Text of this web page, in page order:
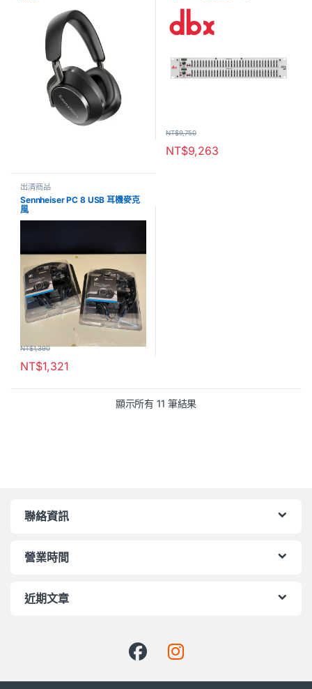
NT$9,263
NT$9,750
出清商品
Sennheiser PC 8 USB 耳機麥克
風
NT$1,321
NT$1,390
顯示所有 11 筆結果
聯絡資訊
營業時間
近期文章